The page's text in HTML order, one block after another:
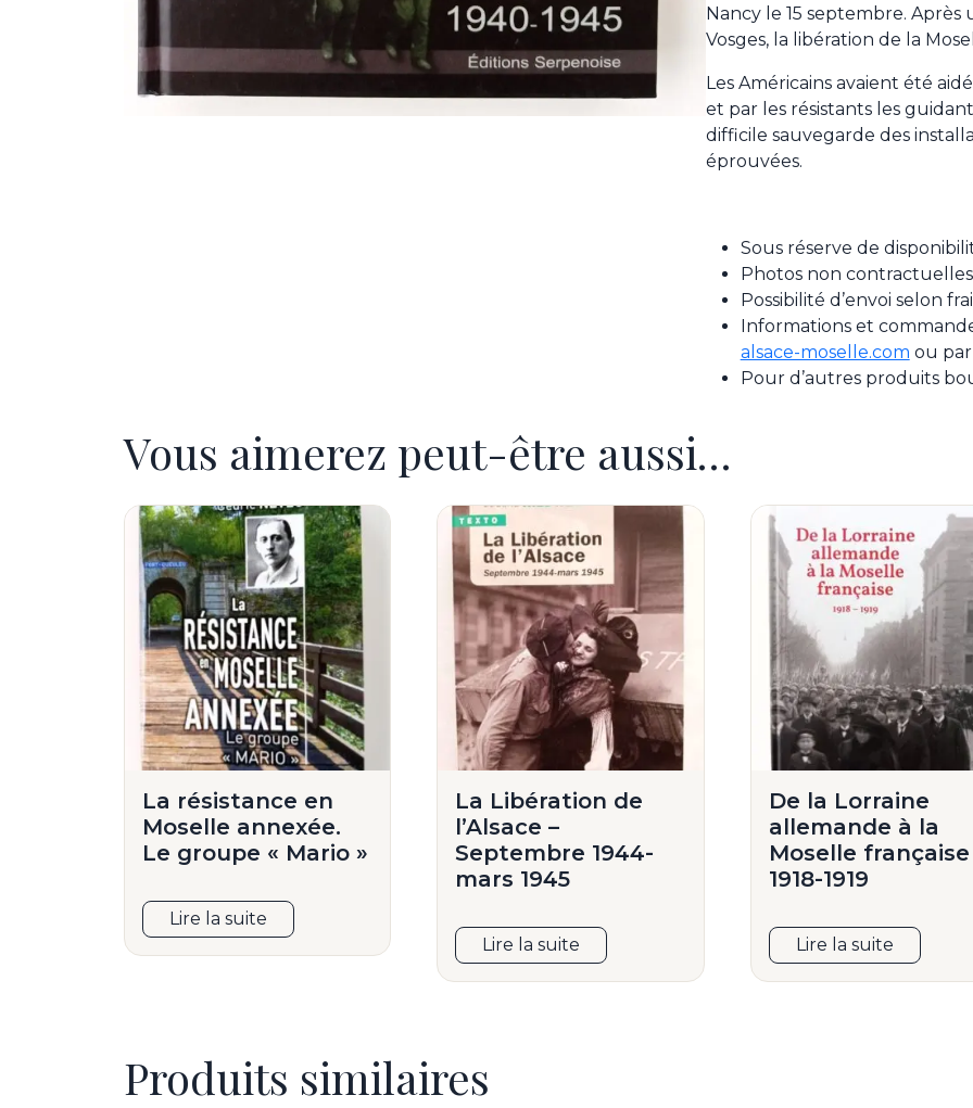
Nancy le 15 septembre.
Vosges, la libération de la
Les Américains avaient été
et par les résistants les
difficile sauvegarde des
éprouvées.
Sous réserve de
Photos non
Possibilité d’envoi selon
Informations et
alsace-moselle.com ou
Pour d’autres produits
Vous aimerez peut-être aussi…
La résistance en
Moselle annexée.
Le groupe « Mario »
Lire la suite
La Libération de
l’Alsace –
Septembre 1944-
mars 1945
Lire la suite
De la Lorraine
allemande à la
Moselle française
1918-1919
Lire la suite
Produits similaires